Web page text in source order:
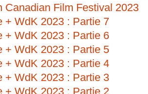
Canadian Film Festival 2023
+ WdK 2023 : Partie 7
+ WdK 2023 : Partie 6
+ WdK 2023 : Partie 5
+ WdK 2023 : Partie 4
+ WdK 2023 : Partie 3
+ WdK 2023 : Partie 2